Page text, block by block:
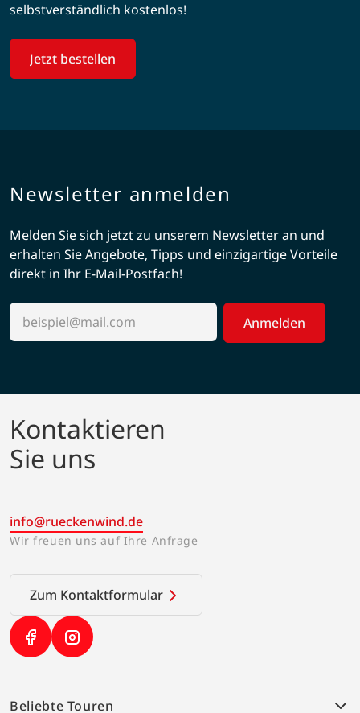
selbstverständlich kostenlos!
Jetzt bestellen
Newsletter anmelden
Melden Sie sich jetzt zu unserem Newsletter an und
erhalten Sie Angebote, Tipps und einzigartige Vorteile
direkt in Ihr E-Mail-Postfach!
Anmelden
Kontaktieren
Sie uns
info@rueckenwind.de
Wir freuen uns auf Ihre Anfrage
Zum Kontaktformular
(Link öffnet in neuem Tab)
(Link öffnet in neuem Tab)
Beliebte Touren